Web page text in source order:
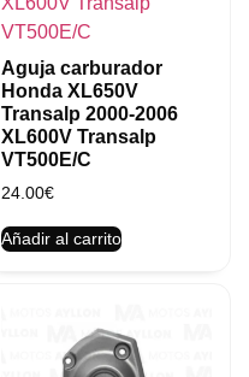
Aguja carburador
Honda XL650V
Transalp 2000-2006
XL600V Transalp
VT500E/C
24.00€
Añadir al carrito